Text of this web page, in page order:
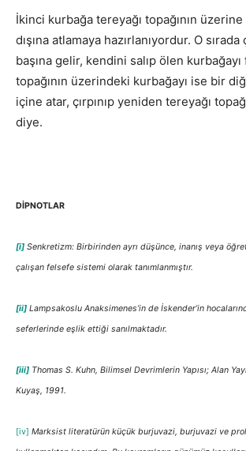
İkinci kurbağa tereyağı topağının üzerine
dışına atlamaya hazırlanıyordur. O
başına gelir, kendini salıp ölen kurbağayı
topağının üzerindeki kurbağayı ise bir
içine atar, çırpınıp yeniden tereyağı
diye.
DİPNOTLAR
[i] Senkretizm: Birbirinden ayrı düşünce, inanış veya
çalışan felsefe sistemi olarak tanımlanmıştır.
[ii] Lampsakoslu Anaksimenes’in de İskender’in
seferlerinde eşlik ettiği sanılmaktadır.
[iii] Thomas S. Kuhn, Bilimsel Devrimlerin Yapısı; Alan
Kuyaş, 1991.
[iv] Marksist literatürün küçük burjuvazi, burjuvazi ve